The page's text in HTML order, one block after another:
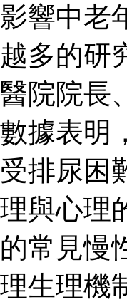
影響中老
越多的研
醫院院長
數據表明
受排尿困
理與心理
的常見慢
理生理機